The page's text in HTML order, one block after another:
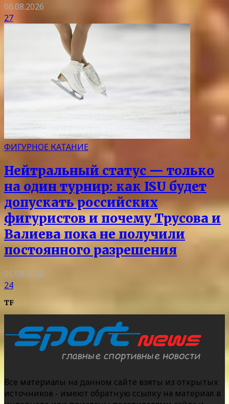
06.08.2026
27
ФИГУРНОЕ КАТАНИЕ
Нейтральный статус — только
на один турнир: как ISU будет
допускать российских
фигуристов и почему Трусова и
Валиева пока не получили
постоянного разрешения
06.08.2026
24
TF
Все материалы на данном сайте взяты из открытых
источников - имеют обратную ссылку на материал в